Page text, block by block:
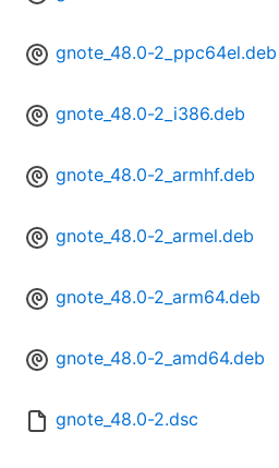
gnote_48.0-2_ppc64el.deb
gnote_48.0-2_i386.deb
gnote_48.0-2_armhf.deb
gnote_48.0-2_armel.deb
gnote_48.0-2_arm64.deb
gnote_48.0-2_amd64.deb
gnote_48.0-2.dsc